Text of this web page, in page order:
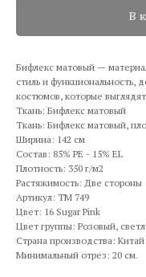
В
Бифлекс матовый —
стиль и функциональность,
костюмов, которые
Ткань: Бифлекс матовый
Ткань: Бифлекс матовый,
Ширина: 142 см
Состав: 85% PE - 15% EL
Плотность: 350 г/м2
Растяжимость: Две стороны
Артикул: TM 749
Цвет: 16 Sugar Pink
Цвет группы: Розовый,
Страна производства: Китай
Минимальный отрез: 20 см.